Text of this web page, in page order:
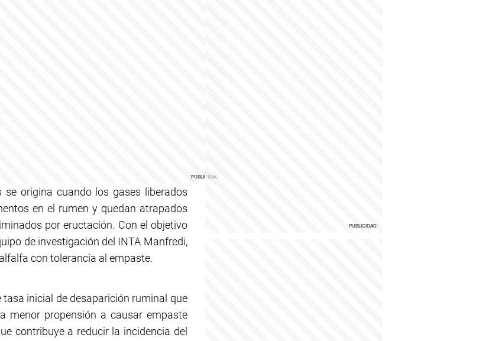
origina cuando los gases liberados
en el rumen y quedan atrapados
por eructación. Con el objetivo
de investigación del INTA Manfredi,
con tolerancia al empaste.
tasa inicial de desaparición ruminal que
menor propensión a causar empaste
contribuye a reducir la incidencia del